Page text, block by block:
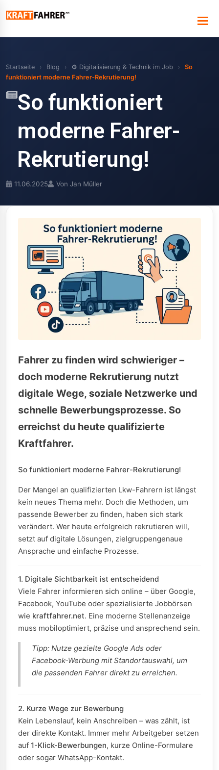
Startseite › Blog › ⚙️ Digitalisierung & Technik im Job ›
So
funktioniert moderne Fahrer-Rekrutierung!
So funktioniert
moderne Fahrer-
Rekrutierung!
11.06.2025 Von Jan Müller
Fahrer zu finden wird schwieriger –
doch moderne Rekrutierung nutzt
digitale Wege, soziale Netzwerke und
schnelle Bewerbungsprozesse. So
erreichst du heute qualifizierte
Kraftfahrer.
So funktioniert moderne Fahrer-Rekrutierung!
Der Mangel an qualifizierten Lkw-Fahrern ist längst
kein neues Thema mehr. Doch die Methoden, um
passende Bewerber zu finden, haben sich stark
verändert. Wer heute erfolgreich rekrutieren will,
setzt auf digitale Lösungen, zielgruppengenaue
Ansprache und einfache Prozesse.
1. Digitale Sichtbarkeit ist entscheidend
Viele Fahrer informieren sich online – über Google,
Facebook, YouTube oder spezialisierte Jobbörsen
wie kraftfahrer.net. Eine moderne Stellenanzeige
muss mobiloptimiert, präzise und ansprechend sein.
Tipp: Nutze gezielte Google Ads oder
Facebook-Werbung mit Standortauswahl, um
die passenden Fahrer direkt zu erreichen.
2. Kurze Wege zur Bewerbung
Kein Lebenslauf, kein Anschreiben – was zählt, ist
der direkte Kontakt. Immer mehr Arbeitgeber setzen
auf 1-Klick-Bewerbungen, kurze Online-Formulare
oder sogar WhatsApp-Kontakt.